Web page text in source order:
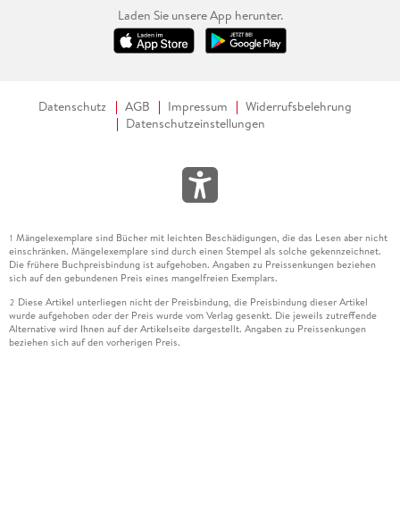
Laden Sie unsere App herunter.
Datenschutz AGB Impressum
Widerrufsbelehrung
Datenschutzeinstellungen
1 Mängelexemplare sind Bücher mit leichten Beschädigungen, die das Lesen aber nicht
einschränken. Mängelexemplare sind durch einen Stempel als solche gekennzeichnet.
Die frühere Buchpreisbindung ist aufgehoben. Angaben zu Preissenkungen beziehen
sich auf den gebundenen Preis eines mangelfreien Exemplars.
2 Diese Artikel unterliegen nicht der Preisbindung, die Preisbindung dieser Artikel
wurde aufgehoben oder der Preis wurde vom Verlag gesenkt. Die jeweils zutreffende
Alternative wird Ihnen auf der Artikelseite dargestellt. Angaben zu Preissenkungen
beziehen sich auf den vorherigen Preis.